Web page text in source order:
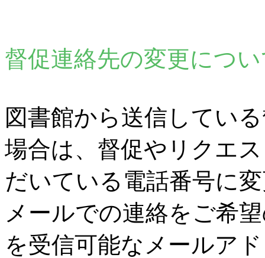
督促連絡先の変更につ
図書館から送信してい
場合は、督促やリクエ
だいている電話番号に
メールでの連絡をご希
を受信可能なメールア